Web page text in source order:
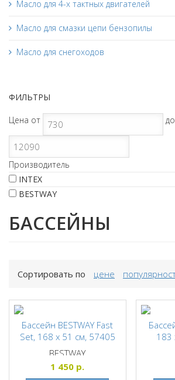
Масло для 4-х тактных двигателей
Масло для смазки цепи бензопилы
Масло для снегоходов
ФИЛЬТРЫ
Цена от до
Производитель
INTEX
BESTWAY
БАССЕЙНЫ
Сортировать по цене
Бассейн BESTWAY Fast
Set, 168 x 51 см, 57405
BESTWAY
1 450 р.
183